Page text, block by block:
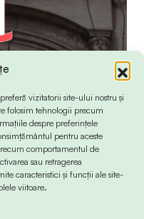
vizitatorii site-ului nostru și
folosim tehnologii precum
despre preferințele
pentru aceste
comportamentul de
sau retragerea
caracteristici și funcții ale site-
viitoare.